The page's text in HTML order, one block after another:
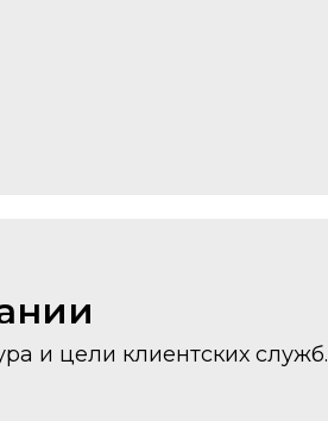
и цели клиентских служб.